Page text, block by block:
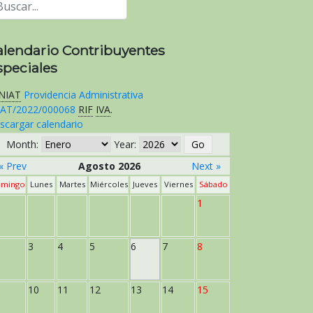
Contribuyentes
Providencia Administrativa
2022/000068 RIF IVA.
calendario
Month:
Year:
« Prev
Agosto 2026 Next »
Lunes Martes Miércoles Jueves Viernes Sábado
1
3 4 5 6 7 8
10 11 12 13 14 15